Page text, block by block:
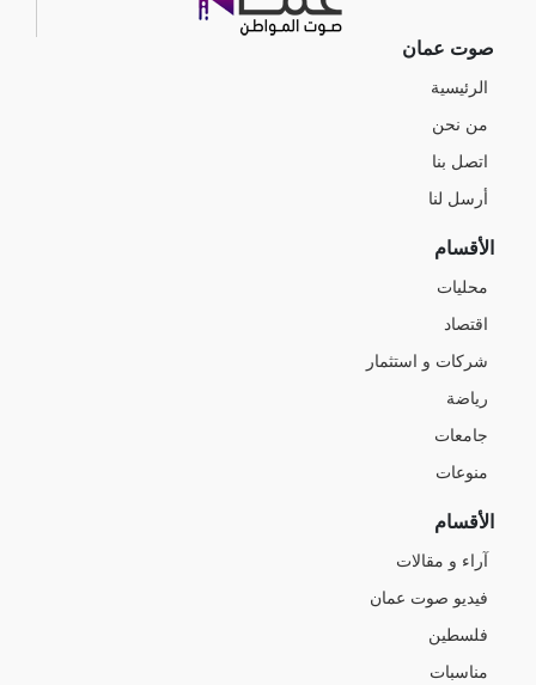
صوت عمان
الرئيسية
من نحن
اتصل بنا
أرسل لنا
الأقسام
محليات
اقتصاد
شركات و استثمار
رياضة
جامعات
منوعات
الأقسام
آراء و مقالات
فيديو صوت عمان
فلسطين
مناسبات